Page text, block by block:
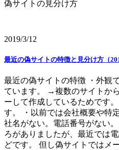
偽サイトの見分け方
2019/3/12
最近の偽サイトの特徴と見分け方（
最近の偽サイトの特徴 ・外観
ています。 →複数のサイトか
ーして作成しているためです
す。 ・以前では会社概要や特
社名がない。電話番号がない
ろがありましたが、最近では
どです。 但し偽サイトではメ